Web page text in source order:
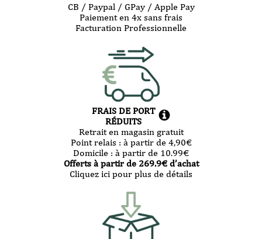
CB / Paypal / GPay / Apple Pay
Paiement en 4x sans frais
Facturation Professionnelle
FRAIS DE PORT
RÉDUITS
Retrait en magasin gratuit
Point relais : à partir de 4,90€
Domicile : à partir de 10.99€
Offerts à partir de 269.9€ d’achat
Cliquez ici pour plus de détails